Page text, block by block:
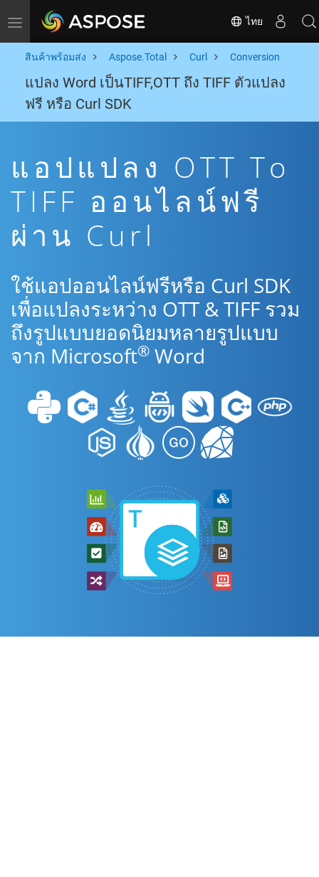
Toggle navigation ไทย
สินค้าพร้อมส่ง Aspose.Total Curl Conversion
แปลง Word เป็นTIFF,OTT ถึง TIFF ตัวแปลง
ฟรี หรือ Curl SDK
แอปแปลง OTT To
TIFF ออนไลน์ฟรี
ผ่าน Curl
ใช้แอปออนไลน์ฟรีหรือ Curl SDK
เพื่อแปลงระหว่าง OTT & TIFF รวม
ถึงรูปแบบยอดนิยมหลายรูปแบบ
จาก Microsoft® Word